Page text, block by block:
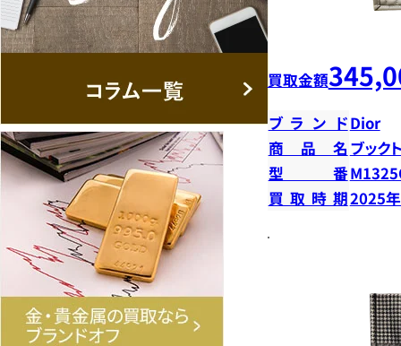
買取金額
ブランドDior
商品名 ブック
型番
買取時期2025